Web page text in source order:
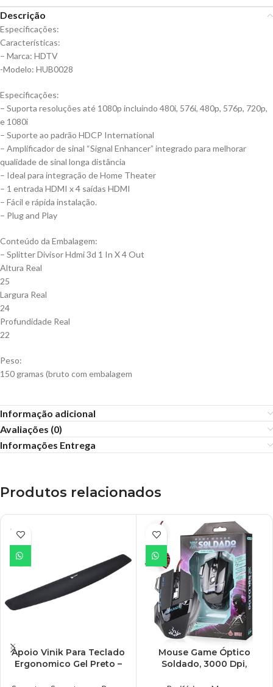
Descrição
Especificações:
Características:
– Marca: HDTV
-Modelo: HUB0028
Especificações:
– Suporta resoluções até 1080p incluindo 480i, 576i, 480p, 576p, 720p,
e 1080i
– Suporte ao padrão HDCP International
– Amplificador de sinal “Signal Enhancer” integrado para melhorar
qualidade de sinal longa distância
– Ideal para integração de Home Theater
– 1 entrada HDMI x 4 saídas HDMI
– Fácil e rápida instalação.
– Plug and Play
Conteúdo da Embalagem:
– Splitter Divisor Hdmi 3d 1 In X 4 Out
Altura Real
25
Largura Real
24
Profundidade Real
22
Peso:
150 gramas (bruto com embalagem
Informação adicional
Avaliações (0)
Informações Entrega
Produtos relacionados
ESGO
TADO
Apoio Vinik Para Teclado
Ergonomico Gel Preto –
Mouse Game Óptico
Soldado, 3000 Dpi,